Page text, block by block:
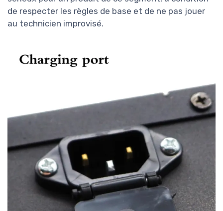
de respecter les règles de base et de ne pas jouer
au technicien improvisé.